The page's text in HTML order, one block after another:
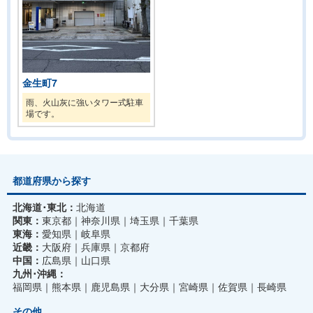
金生町7
雨、火山灰に強いタワー式駐車
場です。
都道府県から探す
北海道･東北： 北海道
関東： 東京都 神奈川県 埼玉県
千葉県
東海： 愛知県
岐阜県
近畿： 大阪府 兵庫県
京都府
中国： 広島県
山口県
九州･沖縄：
福岡県
熊本県 鹿児島県 大分県 宮崎県 佐賀県
長崎県